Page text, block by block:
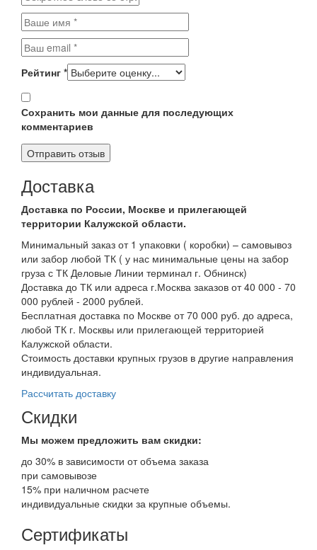
Рейтинг *
Сохранить мои данные для последующих
комментариев
Доставка
Доставка по России, Москве и прилегающей
территории Калужской области.
Минимальный заказ от 1 упаковки ( коробки) – самовывоз
или забор любой ТК ( у нас минимальные цены на забор
груза с ТК Деловые Линии терминал г. Обнинск)
Доставка до ТК или адреса г.Москва заказов от 40 000 - 70
000 рублей - 2000 рублей.
Бесплатная доставка по Москве от 70 000 руб. до адреса,
любой ТК г. Москвы или прилегающей территорией
Калужской области.
Стоимость доставки крупных грузов в другие направления
индивидуальная.
Рассчитать доставку
Скидки
Мы можем предложить вам скидки:
до 30% в зависимости от объема заказа
при самовывозе
15% при наличном расчете
индивидуальные скидки за крупные объемы.
Сертификаты